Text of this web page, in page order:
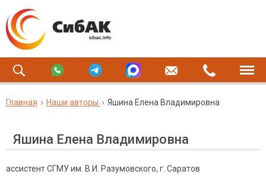
Главная Наши авторы Яшина Елена Владимировна
Яшина Елена Владимировна
ассистент СГМУ им. В.И. Разумовского, г. Саратов